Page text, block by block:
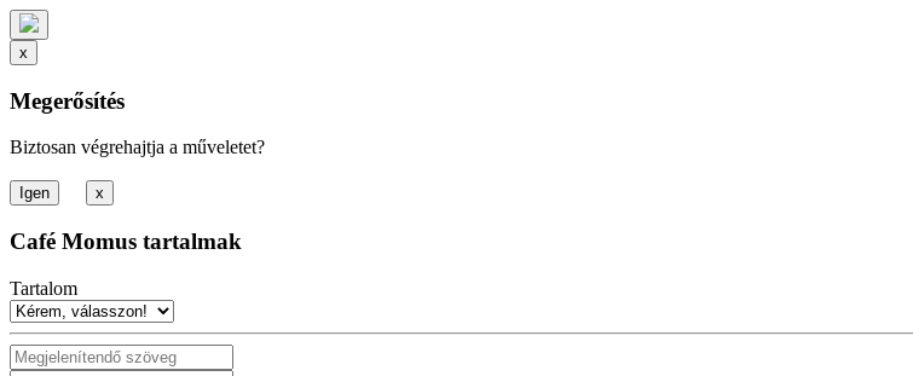
x
Megerősítés
Biztosan végrehajtja a műveletet?
x
Café Momus tartalmak
Tartalom